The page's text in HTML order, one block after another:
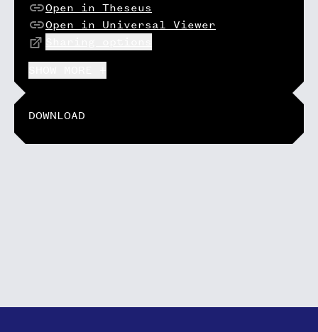
Open in Theseus
Open in Universal Viewer
DOWNLOAD